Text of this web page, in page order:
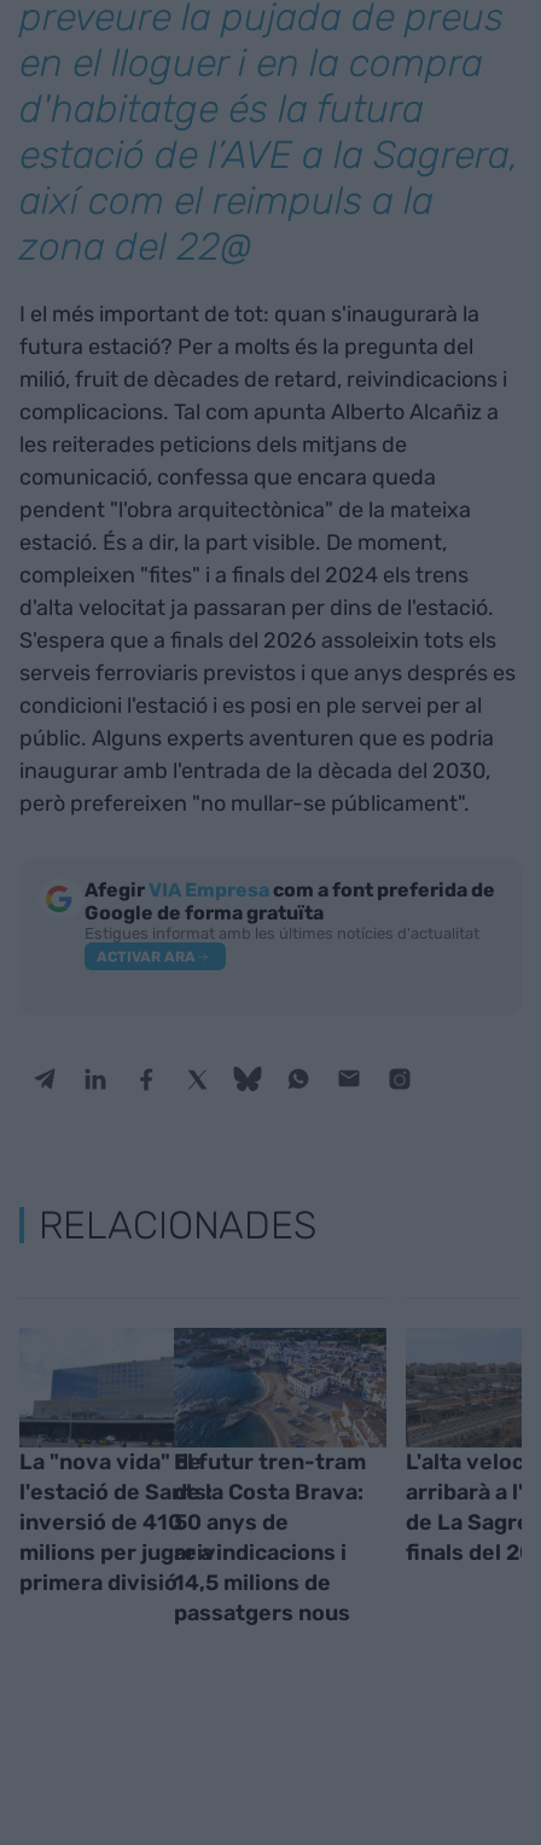
preveure la pujada de preus
en el lloguer i en la compra
d'habitatge és la futura
estació de l’AVE a la Sagrera,
així com el reimpuls a la
zona del 22@
I el més important de tot: quan s'inaugurarà la
futura estació? Per a molts és la pregunta del
milió, fruit de dècades de retard, reivindicacions i
complicacions. Tal com apunta Alberto Alcañiz a
les reiterades peticions dels mitjans de
comunicació, confessa que encara queda
pendent "l'obra arquitectònica" de la mateixa
estació. És a dir, la part visible. De moment,
compleixen "fites" i a finals del 2024 els trens
d'alta velocitat ja passaran per dins de l'estació.
S'espera que a finals del 2026 assoleixin tots els
serveis ferroviaris previstos i que anys després es
condicioni l'estació i es posi en ple servei per al
públic. Alguns experts aventuren que es podria
inaugurar amb l'entrada de la dècada del 2030,
però prefereixen "no mullar-se públicament".
AfegirVIA Empresa com a font preferida de
Google de forma gratuïta
Estigues informat amb les últimes notícies d'actualitat
ACTIVAR ARA
RELACIONADES
La "nova vida" de
l'estació de Sants:
inversió de 410
milions per jugar a
primera divisió
El futur tren-tram
de la Costa Brava:
50 anys de
reivindicacions i
14,5 milions de
passatgers nous
L'alta
arribarà a
de La
finals del